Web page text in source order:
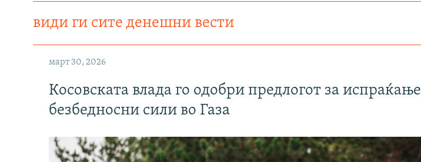
види ги сите денешни вести
март 30, 2026
Косовската влада го одобри предлогот за испраќање
безбедносни сили во Газа